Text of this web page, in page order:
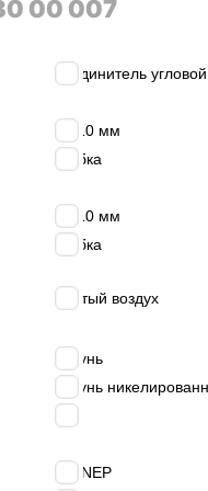
00 007
соединитель угловой
12/10 мм
трубка
12/10 мм
трубка
сжатый воздух
латунь
латунь
AIGNEP